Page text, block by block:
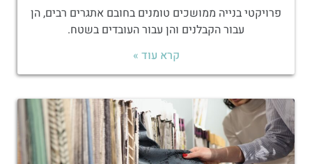
פרויקטי בנייה ממושכים טומנים בחובם אתגרים רבים, הן
עבור הקבלנים והן עבור העובדים בשטח.
קרא עוד »